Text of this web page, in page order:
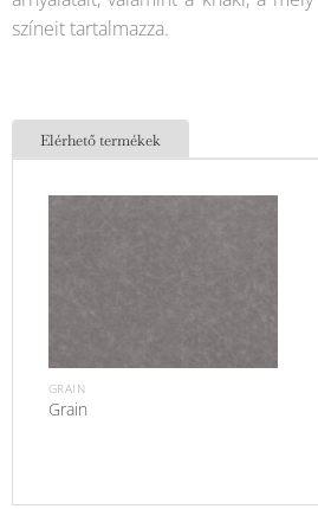
színeit tartalmazza.
Elérhető termékek
GRAIN
Grain